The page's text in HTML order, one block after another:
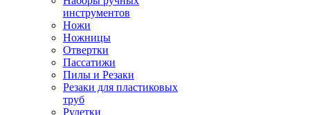
инструментов
Ножи
Ножницы
Отвертки
Пассатижи
Пилы и Резаки
Резаки для пластиковых
труб
Рулетки